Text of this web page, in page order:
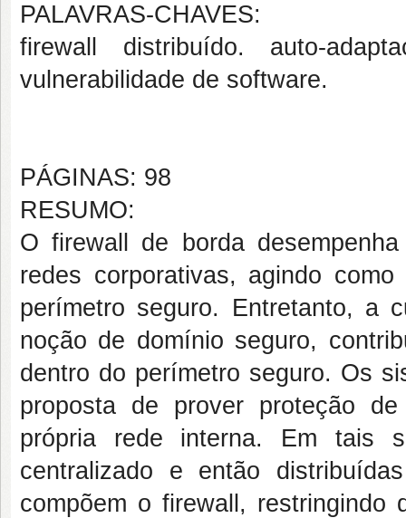
PALAVRAS-CHAVES:
firewall distribuído. auto-
vulnerabilidade de software.
PÁGINAS: 98
RESUMO:
O firewall de borda
redes corporativas, agindo
perímetro seguro. Entretanto, a
noção de domínio seguro,
dentro do perímetro seguro. Os
proposta de prover proteção
própria rede interna. Em tais
centralizado e então
compõem o firewall, restringindo